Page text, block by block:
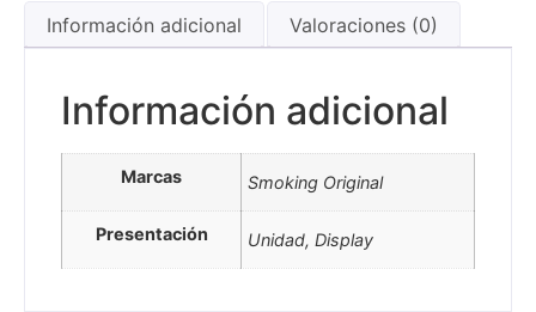
Información adicional
Valoraciones (0)
Información adicional
Marcas Smoking Original
Presentación Unidad, Display